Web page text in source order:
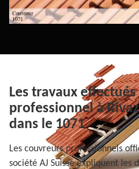
Les travaux
professionnel à
dans le 1071
Les couvreurs professionnels
société AJ Suisse expliquent